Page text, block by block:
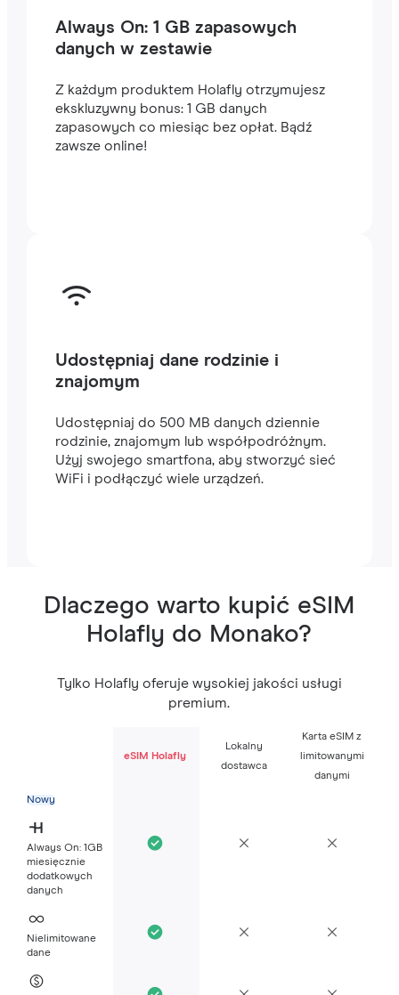
Always On: 1 GB zapasowych
danych w zestawie
Z każdym produktem Holafly otrzymujesz
ekskluzywny bonus: 1 GB danych
zapasowych co miesiąc bez opłat. Bądź
zawsze online!
Udostępniaj dane rodzinie i
znajomym
Udostępniaj do 500 MB danych dziennie
rodzinie, znajomym lub współpodróżnym.
Użyj swojego smartfona, aby stworzyć sieć
WiFi i podłączyć wiele urządzeń.
Dlaczego warto kupić eSIM
Holafly do Monako?
Tylko Holafly oferuje wysokiej jakości usługi
premium.
eSIM Holafly
Lokalny
dostawca
Karta eSIM z
limitowanymi
danymi
Nowy
Always On: 1GB
miesięcznie
dodatkowych
danych
Nielimitowane
dane